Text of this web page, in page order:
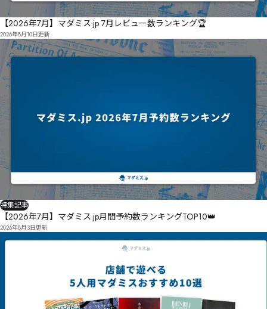
【2026年7月】マダミス.jp 7月レビュー数ランキング🏆
2026年8月10日更新
特集記事
【2026年7月】マダミス.jp月間予約数ランキングTOP10👑
2026年8月3日更新